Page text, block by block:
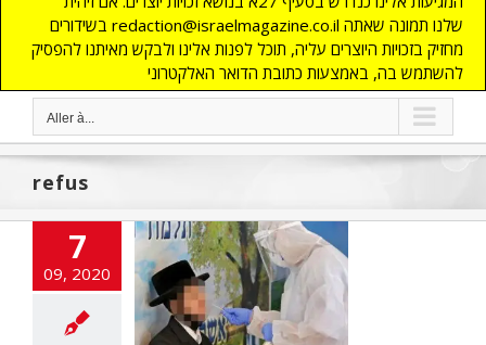
בשידורים redaction@israelmagazine.co.il שלנו תמונה שאתה
מחזיק בזכויות היוצרים עליה, תוכל לפנות אלינו ולבקש מאיתנו להפסיק
להשתמש בה, באמצעות כתובת הדואר האלקטרוני
Aller à...
refus
7
09, 2020
: 20% des
à
du vaccin